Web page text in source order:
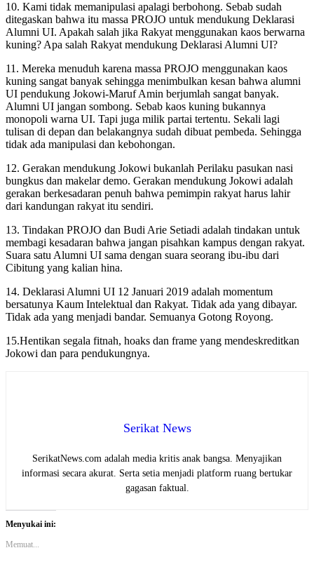
10. Kami tidak memanipulasi apalagi berbohong. Sebab sudah
ditegaskan bahwa itu massa PROJO untuk mendukung Deklarasi
Alumni UI. Apakah salah jika Rakyat menggunakan kaos berwarna
kuning? Apa salah Rakyat mendukung Deklarasi Alumni UI?
11. Mereka menuduh karena massa PROJO menggunakan kaos
kuning sangat banyak sehingga menimbulkan kesan bahwa alumni
UI pendukung Jokowi-Maruf Amin berjumlah sangat banyak.
Alumni UI jangan sombong. Sebab kaos kuning bukannya
monopoli warna UI. Tapi juga milik partai tertentu. Sekali lagi
tulisan di depan dan belakangnya sudah dibuat pembeda. Sehingga
tidak ada manipulasi dan kebohongan.
12. Gerakan mendukung Jokowi bukanlah Perilaku pasukan nasi
bungkus dan makelar demo. Gerakan mendukung Jokowi adalah
gerakan berkesadaran penuh bahwa pemimpin rakyat harus lahir
dari kandungan rakyat itu sendiri.
13. Tindakan PROJO dan Budi Arie Setiadi adalah tindakan untuk
membagi kesadaran bahwa jangan pisahkan kampus dengan rakyat.
Suara satu Alumni UI sama dengan suara seorang ibu-ibu dari
Cibitung yang kalian hina.
14. Deklarasi Alumni UI 12 Januari 2019 adalah momentum
bersatunya Kaum Intelektual dan Rakyat. Tidak ada yang dibayar.
Tidak ada yang menjadi bandar. Semuanya Gotong Royong.
15.Hentikan segala fitnah, hoaks dan frame yang mendeskreditkan
Jokowi dan para pendukungnya.
Serikat News
SerikatNews.com adalah media kritis anak bangsa. Menyajikan
informasi secara akurat. Serta setia menjadi platform ruang bertukar
gagasan faktual.
Menyukai ini:
Memuat...